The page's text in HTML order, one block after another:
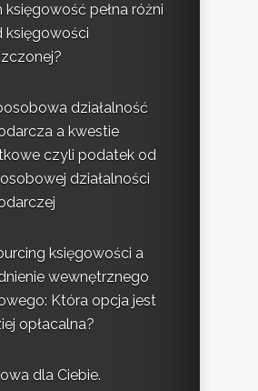
księgowość pełna różni
księgowości
działalność
a kwestie
czyli podatek od
działalności
księgowości a
wewnętrznego
Która opcja jest
opłacalna?
dla Ciebie.